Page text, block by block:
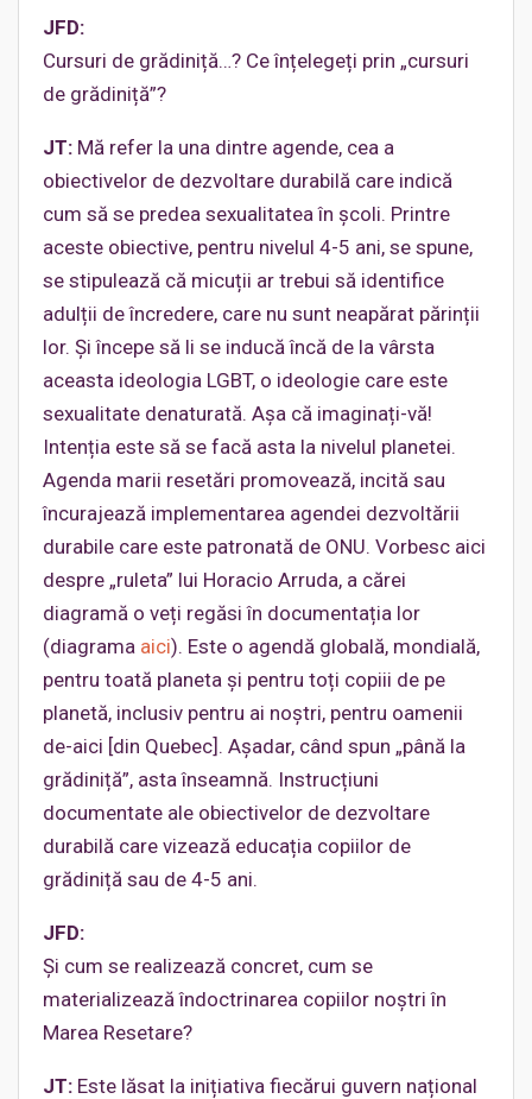
JFD:
Cursuri de grădiniță…? Ce înțelegeți prin „cursuri
de grădiniță”?
JT: Mă refer la una dintre agende, cea a
obiectivelor de dezvoltare durabilă care indică
cum să se predea sexualitatea în școli. Printre
aceste obiective, pentru nivelul 4-5 ani, se spune,
se stipulează că micuții ar trebui să identifice
adulții de încredere, care nu sunt neapărat părinții
lor. Și începe să li se inducă încă de la vârsta
aceasta ideologia LGBT, o ideologie care este
sexualitate denaturată. Așa că imaginați-vă!
Intenția este să se facă asta la nivelul planetei.
Agenda marii resetări promovează, incită sau
încurajează implementarea agendei dezvoltării
durabile care este patronată de ONU. Vorbesc aici
despre „ruleta” lui Horacio Arruda, a cărei
diagramă o veți regăsi în documentația lor
(diagrama aici). Este o agendă globală, mondială,
pentru toată planeta și pentru toți copiii de pe
planetă, inclusiv pentru ai noștri, pentru oamenii
de-aici [din Quebec]. Așadar, când spun „până la
grădiniță”, asta înseamnă. Instrucțiuni
documentate ale obiectivelor de dezvoltare
durabilă care vizează educația copiilor de
grădiniță sau de 4-5 ani.
JFD:
Și cum se realizează concret, cum se
materializează îndoctrinarea copiilor noștri în
Marea Resetare?
JT: Este lăsat la inițiativa fiecărui guvern național